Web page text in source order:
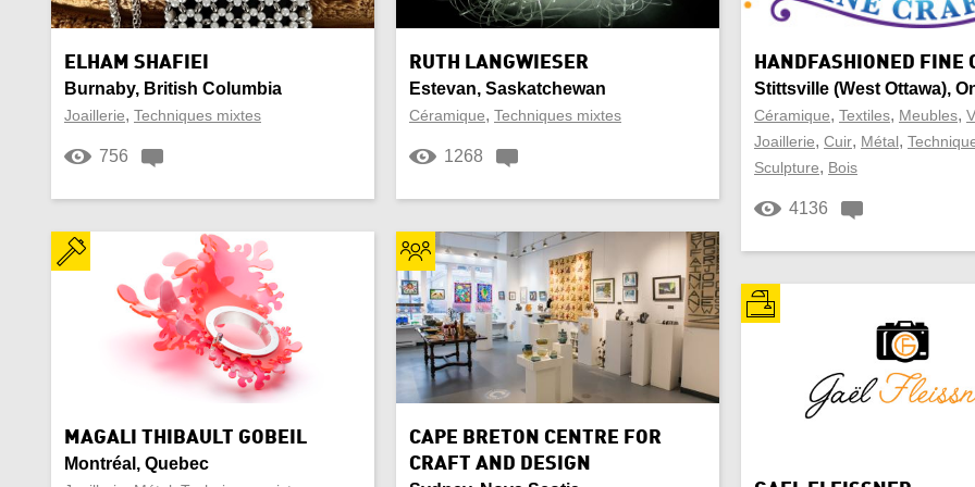
Ceinture Cérémonial/Religieux Chaise
Ciment citoyen Collier
Corne Coton Cuisine
Culturel Décoration Décoration intérieure
Enfants
Expérimental Femme
Forge Fourrure et poils d’animaux
Instrument de musique Inuit et autochtone
Marbre
Mode Montre
Yukon Territory
ELHAM SHAFIEI
Burnaby, British Columbia
Joaillerie, Techniques mixtes
756
RUTH LANGWIESER
Estevan, Saskatchewan
Céramique, Techniques mixtes
1268
HANDFASHIONED FINE
Stittsville (West Ottawa),
Céramique, Textiles, Meubles,
Joaillerie, Cuir, Métal,
Sculpture, Bois
4136
MAGALI THIBAULT GOBEIL
Montréal, Quebec
CAPE BRETON CENTRE FOR
CRAFT AND DESIGN